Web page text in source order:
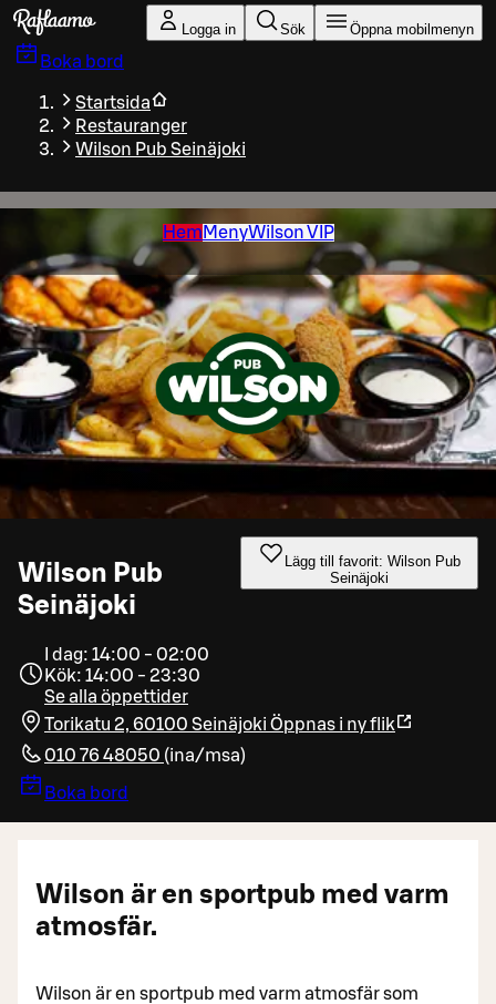
Gå till huvudinnehållet
Logga in Sök Öppna mobilmenyn
Boka bord
Startsida
Restauranger
Wilson Pub Seinäjoki
Hem MenyWilson VIP
Wilson Pub
Seinäjoki
Lägg till favorit: Wilson Pub
Seinäjoki
I dag: 14:00 - 02:00
Kök: 14:00 - 23:30
Se alla öppettider
Torikatu 2, 60100 Seinäjoki Öppnas i ny flik
010 76 48050 (ina/msa)
Boka bord
Wilson är en sportpub med varm
atmosfär.
Wilson är en sportpub med varm atmosfär som